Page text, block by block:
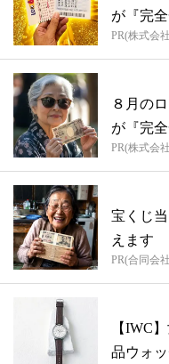
が『完
PR(株式会
８月の
が『完
PR(株式会
宝くじ
えます
PR(合同会
【IWC
品ウォ